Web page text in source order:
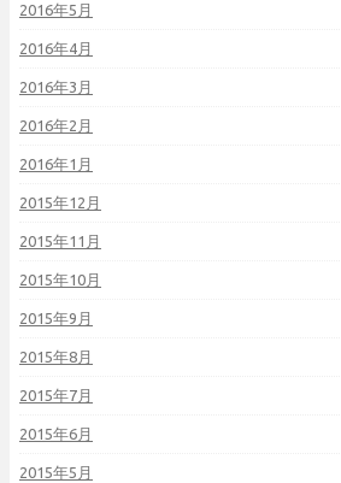
2016年5月
2016年4月
2016年3月
2016年2月
2016年1月
2015年12月
2015年11月
2015年10月
2015年9月
2015年8月
2015年7月
2015年6月
2015年5月